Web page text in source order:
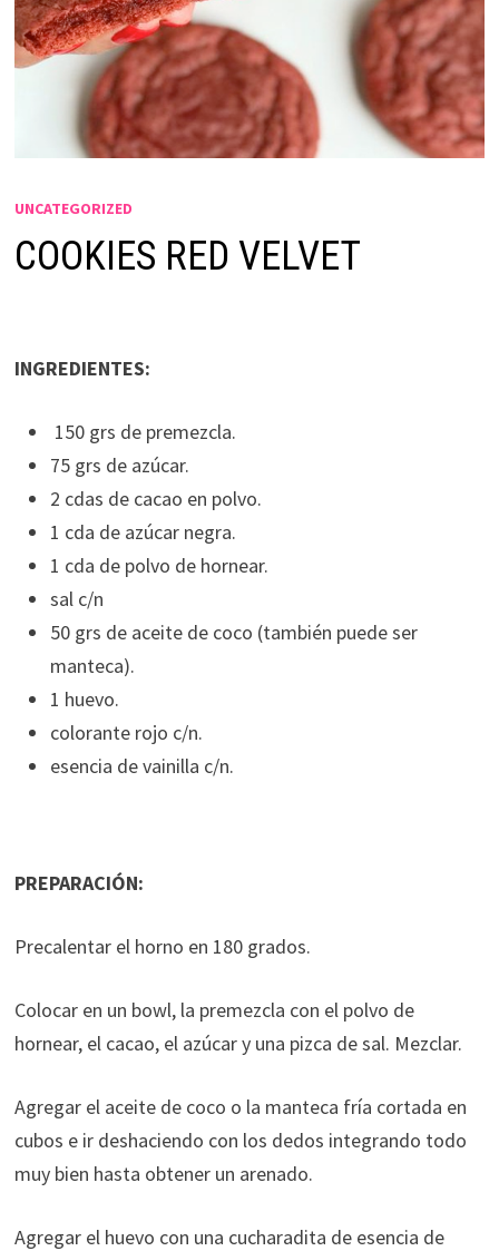
UNCATEGORIZED
COOKIES RED VELVET
INGREDIENTES:
150 grs de premezcla.
75 grs de azúcar.
2 cdas de cacao en polvo.
1 cda de azúcar negra.
1 cda de polvo de hornear.
sal c/n
50 grs de aceite de coco (también puede ser
manteca).
1 huevo.
colorante rojo c/n.
esencia de vainilla c/n.
PREPARACIÓN:
Precalentar el horno en 180 grados.
Colocar en un bowl, la premezcla con el polvo de
hornear, el cacao, el azúcar y una pizca de sal. Mezclar.
Agregar el aceite de coco o la manteca fría cortada en
cubos e ir deshaciendo con los dedos integrando todo
muy bien hasta obtener un arenado.
Agregar el huevo con una cucharadita de esencia de